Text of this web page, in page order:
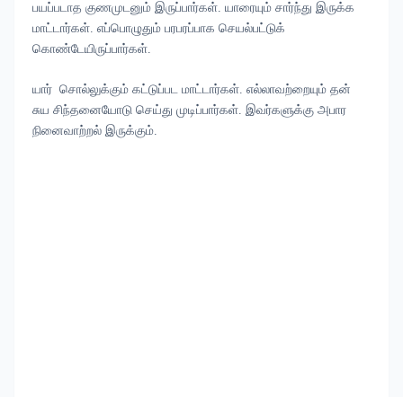
பயப்படாத குணமுடனும் இருப்பார்கள். யாரையும் சார்ந்து இருக்க
மாட்டார்கள். எப்பொழுதும் பரபரப்பாக செயல்பட்டுக்
கொண்டேயிருப்பார்கள்.
யார் சொல்லுக்கும் கட்டுப்பட மாட்டார்கள். எல்லாவற்றையும் தன்
சுய சிந்தனையோடு செய்து முடிப்பார்கள். இவர்களுக்கு அபார
நினைவாற்றல் இருக்கும்.